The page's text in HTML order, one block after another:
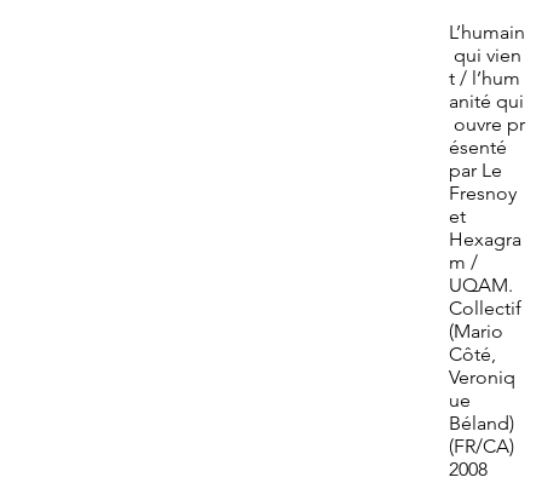
L’humain
qui vien
t / l’hum
anité qui
ouvre pr
ésenté
par Le
Fresnoy
et
Hexagra
m /
UQAM.
Collectif
(Mario
Côté,
Veroniq
ue
Béland)
(FR/CA)
2008